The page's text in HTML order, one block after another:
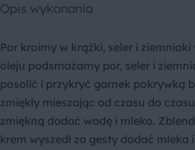
Opis wykonania
Por kroimy w krążki, seler i ziemniaki
oleju podsmażamy por, seler i
posolić i przykryć garnek pokrywką
zmiękły mieszając od czasu do
zmiękną dodać wodę i mleko.
krem wyszedł za gesty dodać mleka